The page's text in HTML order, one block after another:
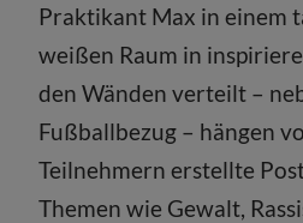
Praktikant Max in einem
weißen Raum in
den Wänden verteilt –
Fußballbezug – hängen
Teilnehmern erstellte
Themen wie Gewalt,